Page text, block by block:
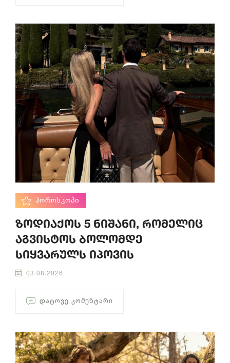
ᲰᲝᲠᲝᲡᲙᲝᲞᲘ
ზოდიაქოს 5 ნიშანი, რომელიც
აგვისტოს ბოლომდე
სიყვარულს იპოვის
03.08.2026
ᲓᲐᲢᲝᲕᲔ ᲙᲝᲛᲔᲜᲢᲐᲠᲘ